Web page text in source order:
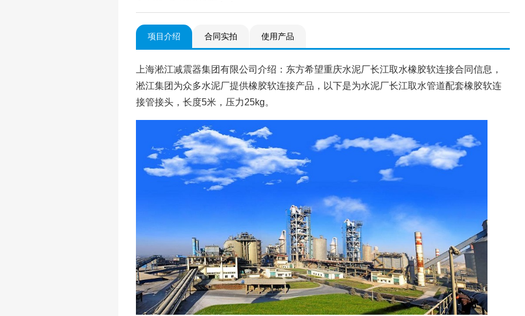
项目介绍 合同实拍 使用产品
上海淞江减震器集团有限公司介绍：东方希望重庆水泥厂长江取水橡胶软连接合同信息，
淞江集团为众多水泥厂提供橡胶软连接产品，以下是为水泥厂长江取水管道配套橡胶软连
接管接头，长度5米，压力25kg。